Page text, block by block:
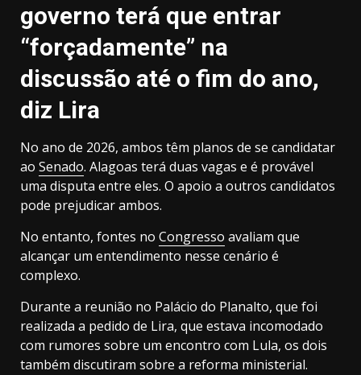
governo terá que entrar
“forçadamente” na
discussão até o fim do ano,
diz Lira
No ano de 2026, ambos têm planos de se candidatar
ao Senado. Alagoas terá duas vagas e é provável
uma disputa entre eles. O apoio a outros candidatos
pode prejudicar ambos.
No entanto, fontes no Congresso avaliam que
alcançar um entendimento nesse cenário é
complexo.
Durante a reunião no Palácio do Planalto, que foi
realizada a pedido de Lira, que estava incomodado
com rumores sobre um encontro com Lula, os dois
também discutiram sobre a reforma ministerial.